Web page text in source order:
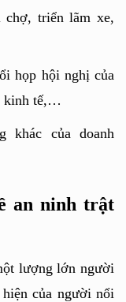
chợ, triển lãm xe,
họp hội nghị của
kinh tế,…
khác của doanh
an ninh trật
lượng lớn người
của người nổi